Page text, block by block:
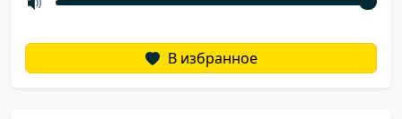
В избранное